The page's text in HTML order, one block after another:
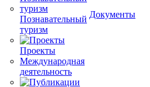
Познавательный
туризм
Проекты
Международная
деятельность
Документы